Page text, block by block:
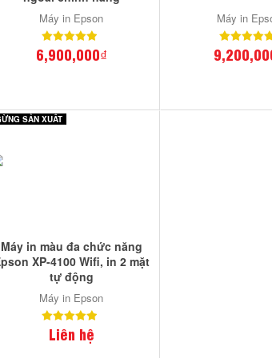
Máy in Epson
6,900,000₫
Máy in
SẢN XUẤT
Máy in màu đa chức năng
XP-4100 Wifi, in 2 mặt
tự động
Máy in Epson
Liên hệ